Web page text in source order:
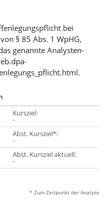
bei
§ 85 Abs. 1 WpHG,
genannte Analysten-
Kursziel:
-
Abst. Kursziel*:
-
Abst. Kursziel aktuell:
-
* Zum Zeitpunkt der Analyse